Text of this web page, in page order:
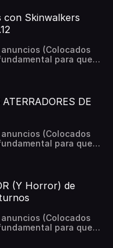
a escucharlos con
olviden su día para
que
📌 ¿Tienes una
on Acast. See
con Skinwalkers
(Colocados
para que
y dime qué
leyéndolos. ❤️📌
on Acast. See
DE
(Colocados
para que
quédense hasta el
más de uno le
leyéndolos. ❤️📌
Envíala a:
on Acast. See
(Y Horror) de
(Colocados
para que
tenerlos aquí